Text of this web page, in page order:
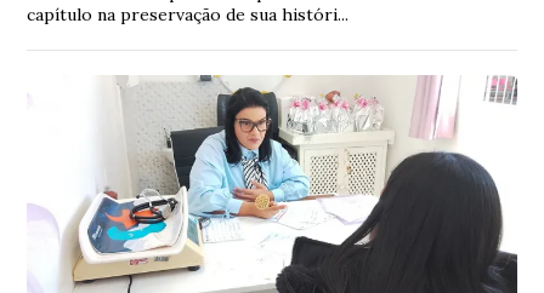
capítulo na preservação de sua históri...